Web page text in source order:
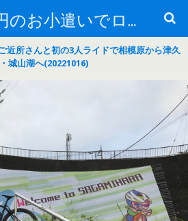
月30,000円のお小遣いでロードバイク
所さんと初の3人ライドで相模原から津久
城山湖へ(20221016)